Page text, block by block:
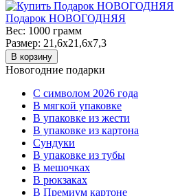
Подарок НОВОГОДНЯЯ
Вес: 1000 грамм
Размер: 21,6х21,6х7,3
В корзину
Новогодние подарки
C символом 2026 года
В мягкой упаковке
В упаковке из жести
В упаковке из картона
Сундуки
В упаковке из тубы
В мешочках
В рюкзаках
В Премиум картоне